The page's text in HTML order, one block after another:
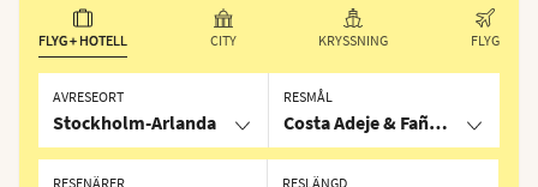
FLYG + HOTELL CITY KRYSSNING FLYG
AVRESEORT
Stockholm-Arlanda
RESMÅL
Costa Adeje & Fañabé Beach,
RESLÄNGD
RESENÄRER